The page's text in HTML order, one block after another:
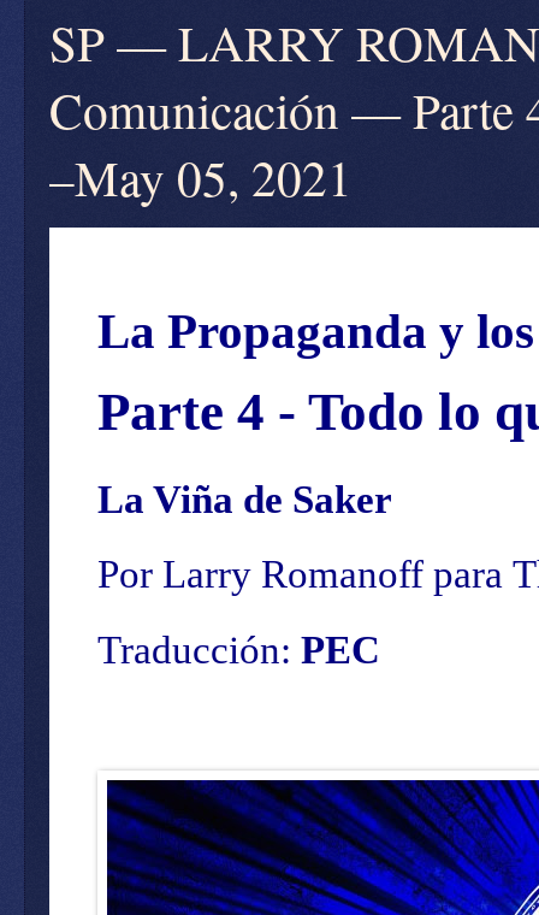
SP — LARRY
Comunicación — Parte
–May 05, 2021
La Propaganda y
Parte 4 - Todo lo
La Viña de Saker
Por Larry Romanoff para
Traducción: PEC